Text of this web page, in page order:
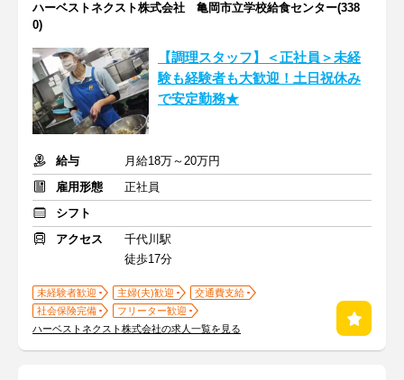
ハーベストネクスト株式会社 亀岡市立学校給食センター(338
0)
【調理スタッフ】＜正社員＞未経
験も経験者も大歓迎！土日祝休み
で安定勤務★
給与
月給18万～20万円
雇用形態
正社員
シフト
アクセス
千代川駅
徒歩17分
未経験者歓迎 主婦(夫)歓迎
交通費支給
社会保険完備
フリーター歓迎
ハーベストネクスト株式会社の求人一覧を見る